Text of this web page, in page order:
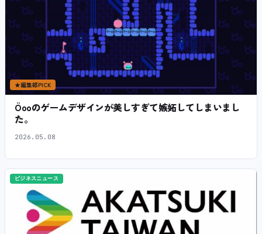
★編集部PICK
Öooのゲームデザインが美しすぎて嫉妬してしまいまし
た。
2026.05.08
ビジネスニュース